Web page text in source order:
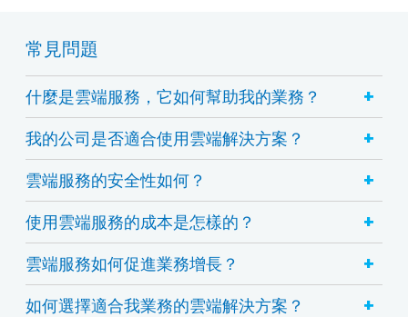
常見問題
什麼是雲端服務，它如何幫助我的業務？ +
我的公司是否適合使用雲端解決方案？ +
雲端服務的安全性如何？ +
使用雲端服務的成本是怎樣的？ +
雲端服務如何促進業務增長？ +
如何選擇適合我業務的雲端解決方案？ +